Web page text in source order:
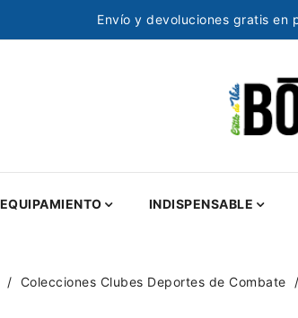
Envío y devoluciones gratis en
EQUIPAMIENTO INDISPENSABLE
Colecciones Clubes Deportes de Combate